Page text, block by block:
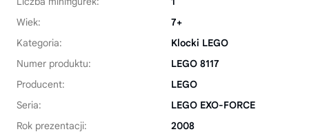
Wiek:
7+
Kategoria:
Klocki LEGO
Numer produktu:
LEGO 8117
Producent:
LEGO
Seria:
LEGO EXO-FORCE
Rok prezentacji:
2008